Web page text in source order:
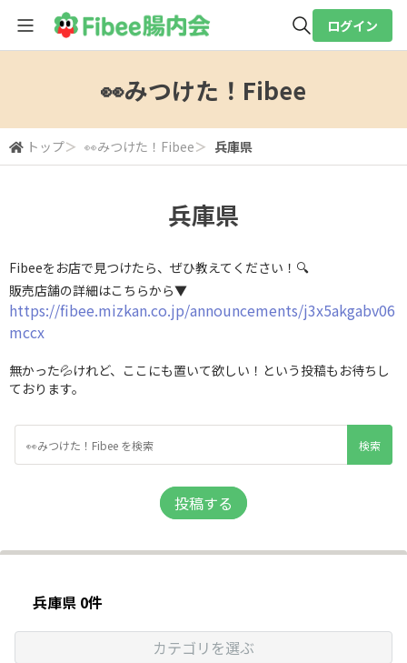
ログイン
👀みつけた！Fibee
トップ＞ 👀みつけた！Fibee＞ 兵庫県
兵庫県
Fibeeをお店で見つけたら、ぜひ教えてください！🔍
販売店舗の詳細はこちらから▼
https://fibee.mizkan.co.jp/announcements/j3x5akgabv06
mccx
無かった💦けれど、ここにも置いて欲しい！という投稿もお待ちし
ております。
投稿する
兵庫県 0件
カテゴリを選ぶ